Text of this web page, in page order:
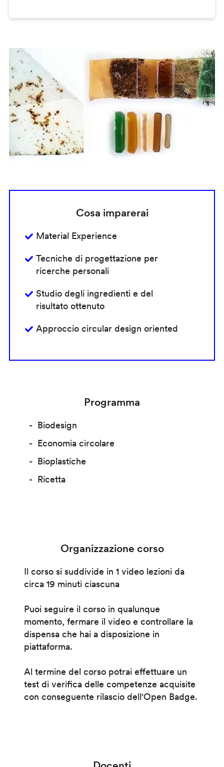
Cosa imparerai
Material Experience
Tecniche di progettazione per
ricerche personali
Studio degli ingredienti e del
risultato ottenuto
Approccio circular design oriented
Programma
Biodesign
Economia circolare
Bioplastiche
Ricetta
Organizzazione corso
Il corso si suddivide in 1 video lezioni da
circa 19 minuti ciascuna
Puoi seguire il corso in qualunque
momento, fermare il video e controllare la
dispensa che hai a disposizione in
piattaforma.
Al termine del corso potrai effettuare un
test di verifica delle competenze acquisite
con conseguente rilascio dell'Open Badge.